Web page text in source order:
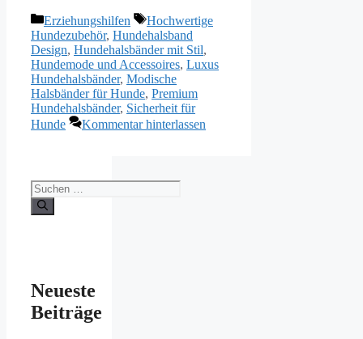
Kategorien
Erziehungshilfen Schlagwörter
Hochwertige
Hundezubehör, Hundehalsband
Design, Hundehalsbänder mit Stil,
Hundemode und Accessoires, Luxus
Hundehalsbänder, Modische
Halsbänder für Hunde, Premium
Hundehalsbänder, Sicherheit für
Hunde
Kommentar hinterlassen
Suchen
nach:
Neueste
Beiträge